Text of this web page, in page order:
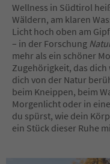
Wellness in Südtirol
Wäldern, am klaren
Licht hoch oben am
– in der Forschung
mehr als ein schöner
Zugehörigkeit, das
dich von der Natur
beim Kneippen, beim
Morgenlicht oder in
du spürst, wie dein
ein Stück dieser Ruhe